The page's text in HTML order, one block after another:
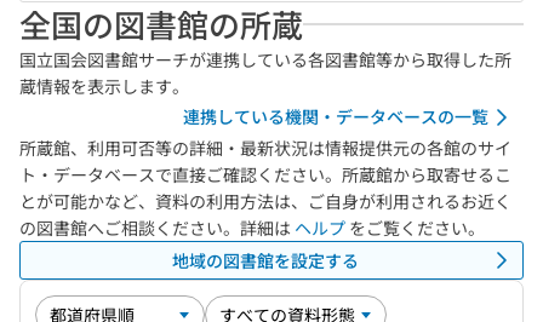
全国の図書館の所蔵
国立国会図書館サーチが連携している各図書館等から取得した所
蔵情報を表示します。
連携している機関・データベースの一覧
所蔵館、利用可否等の詳細・最新状況は情報提供元の各館のサイ
ト・データベースで直接ご確認ください。所蔵館から取寄せるこ
とが可能かなど、資料の利用方法は、ご自身が利用されるお近く
の図書館へご相談ください。詳細は ヘルプ をご覧ください。
地域の図書館を設定する